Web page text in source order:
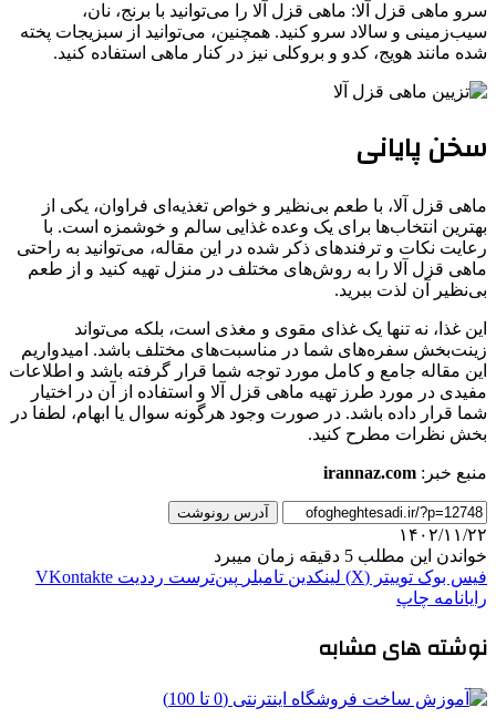
سرو ماهی قزل آلا: ماهی قزل آلا را می‌توانید با برنج، نان،
سیب‌زمینی و سالاد سرو کنید. همچنین، می‌توانید از سبزیجات پخته
شده مانند هویج، کدو و بروکلی نیز در کنار ماهی استفاده کنید.
سخن پایانی
ماهی قزل آلا، با طعم بی‌نظیر و خواص تغذیه‌ای فراوان، یکی از
بهترین انتخاب‌ها برای یک وعده غذایی سالم و خوشمزه است. با
رعایت نکات و ترفندهای ذکر شده در این مقاله، می‌توانید به راحتی
ماهی قزل آلا را به روش‌های مختلف در منزل تهیه کنید و از طعم
بی‌نظیر آن لذت ببرید.
این غذا، نه تنها یک غذای مقوی و مغذی است، بلکه می‌تواند
زینت‌بخش سفره‌های شما در مناسبت‌های مختلف باشد. امیدواریم
این مقاله جامع و کامل مورد توجه شما قرار گرفته باشد و اطلاعات
مفیدی در مورد طرز تهیه ماهی قزل آلا و استفاده از آن در اختیار
شما قرار داده باشد. در صورت وجود هرگونه سوال یا ابهام، لطفا در
بخش نظرات مطرح کنید.
منبع خبر: irannaz.com
آدرس رونوشت
۱۴۰۲/۱۱/۲۲
خواندن این مطلب 5 دقیقه زمان میبرد
فیس بوک توییتر (X) لینکدین ‫تامبلر ‫پین‌ترست ‫رددیت ‫VKontakte
رایانامه چاپ
نوشته های مشابه